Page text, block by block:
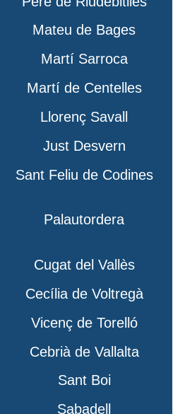
Mateu de Bages
Martí Sarroca
Martí de Centelles
Llorenç Savall
Just Desvern
Sant Feliu de Codines
Palautordera
Cugat del Vallès
Cecília de Voltregà
Vicenç de Torelló
Cebrià de Vallalta
Sant Boi
Sabadell